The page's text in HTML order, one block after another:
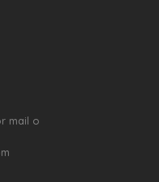
mail o